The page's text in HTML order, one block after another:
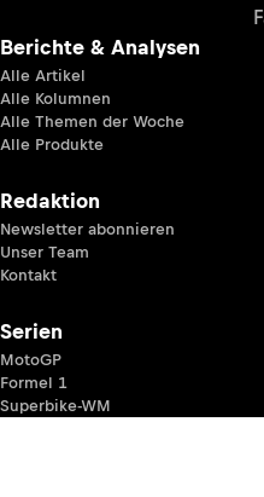
Berichte & Analysen
Alle Artikel
Alle Kolumnen
Alle Themen der Woche
Alle Produkte
Redaktion
Newsletter abonnieren
Unser Team
Kontakt
Serien
MotoGP
Formel 1
Superbike-WM